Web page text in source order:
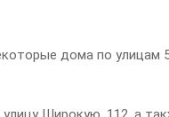
дома по